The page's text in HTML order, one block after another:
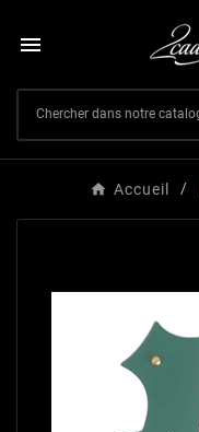

Accueil